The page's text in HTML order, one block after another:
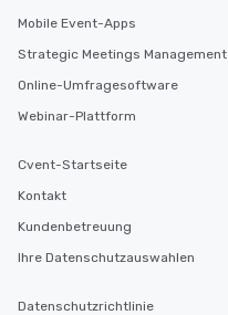
Mobile Event-Apps
Strategic Meetings Management
Online-Umfragesoftware
Webinar-Plattform
Cvent-Startseite
Kontakt
Kundenbetreuung
Ihre Datenschutzauswahlen
Datenschutzrichtlinie